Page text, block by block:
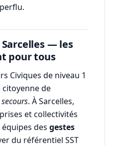
Sarcelles — les
pour tous
Civiques de niveau 1
citoyenne de
. À Sarcelles,
et collectivités
des gestes
du référentiel SST